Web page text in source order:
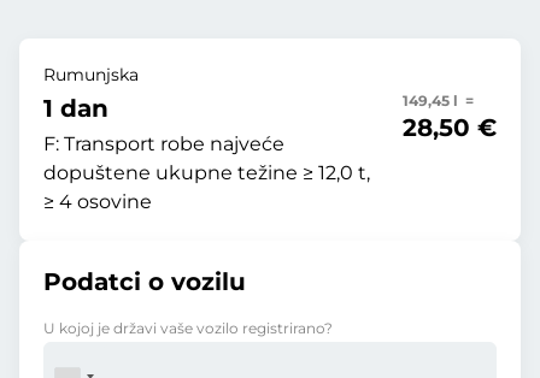
Rumunjska
1 dan
F: Transport robe najveće
dopuštene ukupne težine ≥ 12,0 t,
≥ 4 osovine
149,45 l =
28,50 €
Podatci o vozilu
U kojoj je državi vaše vozilo registrirano?